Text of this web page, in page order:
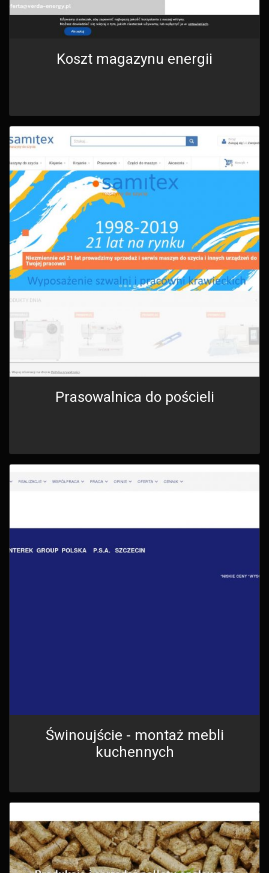
Koszt magazynu energii
Prasowalnica do pościeli
Świnoujście - montaż mebli
kuchennych